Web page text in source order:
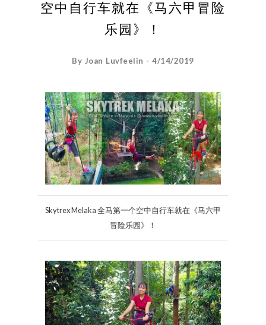
空中自行车就在《马六甲冒险
乐园》！
By Joan Luvfeelin - 4/14/2019
Skytrex Melaka 全马第一个空中自行车就在《马六甲
冒险乐园》！